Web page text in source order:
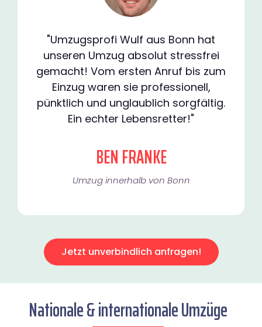
"Umzugsprofi Wulf aus Bonn hat
unseren Umzug absolut stressfrei
gemacht! Vom ersten Anruf bis zum
Einzug waren sie professionell,
pünktlich und unglaublich sorgfältig.
Ein echter Lebensretter!"
BEN FRANKE
Umzug innerhalb von Bonn​
Jetzt unverbindlich anfragen!
Nationale & internationale Umzüge